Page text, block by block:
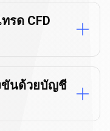
รด CFD
ขันด้วยบัญชี